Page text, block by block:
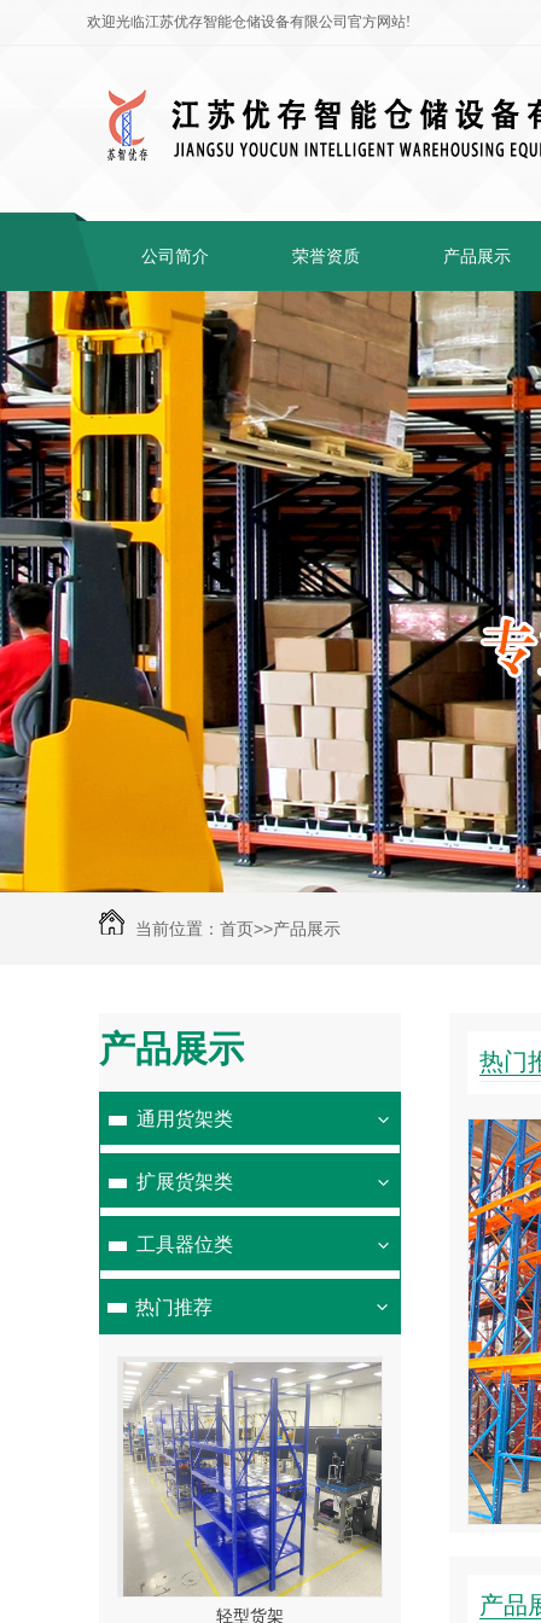
欢迎光临江苏优存智能仓储设备有限公司官方网站!
公司简介 荣誉资质 产品展示
当前位置： 首页>>产品展示
产品展示
通用货架类
扩展货架类
工具器位类
热门推荐
轻型货架
热门
种。悬臂式货架适用于
、管材及不规则货物。
式货架具有结构稳定，
特点。悬臂式货架立柱
产品